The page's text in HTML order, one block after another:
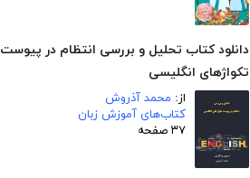
دانلود کتاب تحلیل و بررسی انتظام در پیوست
تکواژهای انگلیسی
از: محمد آذروش
کتاب‌های آموزش زبان
۳۷ صفحه